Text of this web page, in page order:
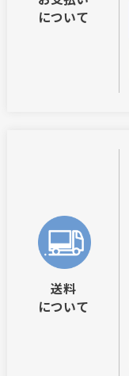
について
送料
について